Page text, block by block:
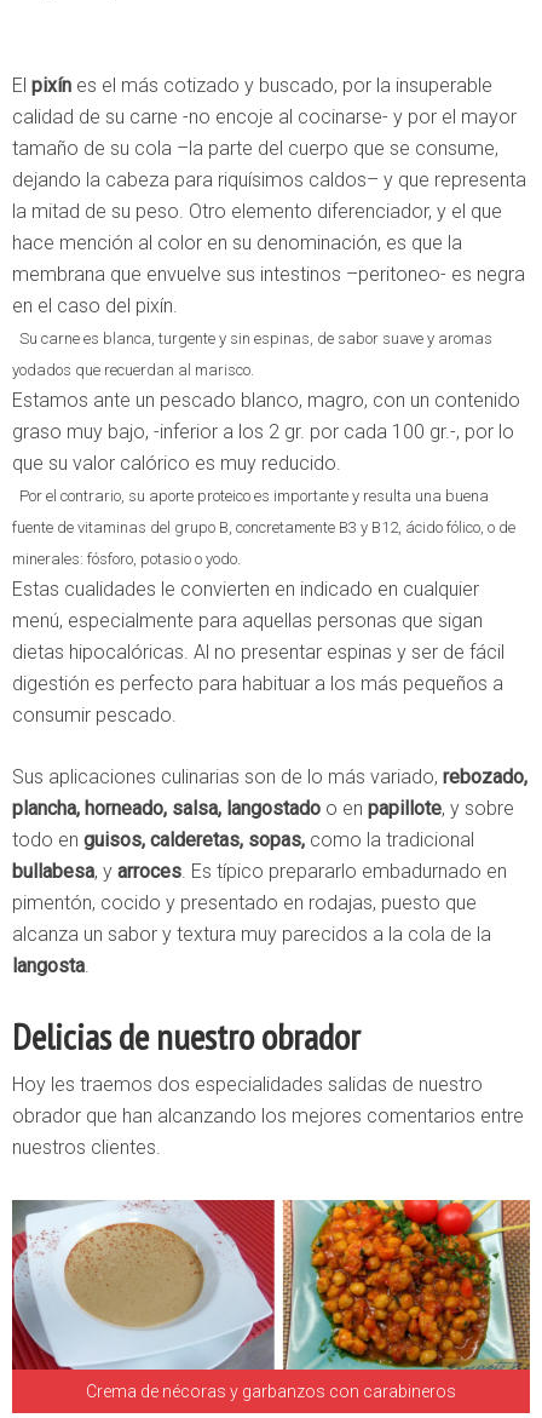
El pixín es el más cotizado y buscado, por la insuperable
calidad de su carne -no encoje al cocinarse- y por el mayor
tamaño de su cola –la parte del cuerpo que se consume,
dejando la cabeza para riquísimos caldos– y que representa
la mitad de su peso. Otro elemento diferenciador, y el que
hace mención al color en su denominación, es que la
membrana que envuelve sus intestinos –peritoneo- es negra
en el caso del pixín.
Su carne es blanca, turgente y sin espinas, de sabor suave y aromas
yodados que recuerdan al marisco.
Estamos ante un pescado blanco, magro, con un contenido
graso muy bajo, -inferior a los 2 gr. por cada 100 gr.-, por lo
que su valor calórico es muy reducido.
Por el contrario, su aporte proteico es importante y resulta una buena
fuente de vitaminas del grupo B, concretamente B3 y B12, ácido fólico, o de
minerales: fósforo, potasio o yodo
Estas cualidades le convierten en indicado en cualquier
menú, especialmente para aquellas personas que sigan
dietas hipocalóricas. Al no presentar espinas y ser de fácil
digestión es perfecto para habituar a los más pequeños a
consumir pescado.
Sus aplicaciones culinarias son de lo más variado, rebozado,
plancha, horneado, salsa, langostado o en papillote, y sobre
todo en guisos, calderetas, sopas, como la tradicional
bullabesa, y arroces . Es típico prepararlo embadurnado en
pimentón, cocido y presentado en rodajas, puesto que
alcanza un sabor y textura muy parecidos a la cola de la
langosta
Delicias de nuestro obrador
Hoy les traemos dos especialidades salidas de nuestro
obrador que han alcanzando los mejores comentarios entre
nuestros clientes.
Crema de nécoras y garbanzos con carabineros